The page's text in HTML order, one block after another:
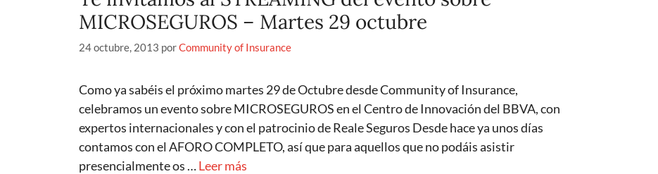
MICROSEGUROS – Martes 29 octubre
24 octubre, 2013 porCommunity of Insurance
Como ya sabéis el próximo martes 29 de Octubre desde Community of Insurance,
celebramos un evento sobre MICROSEGUROS en el Centro de Innovación del BBVA, con
expertos internacionales y con el patrocinio de Reale Seguros Desde hace ya unos días
contamos con el AFORO COMPLETO, así que para aquellos que no podáis asistir
presencialmente os …Leer más